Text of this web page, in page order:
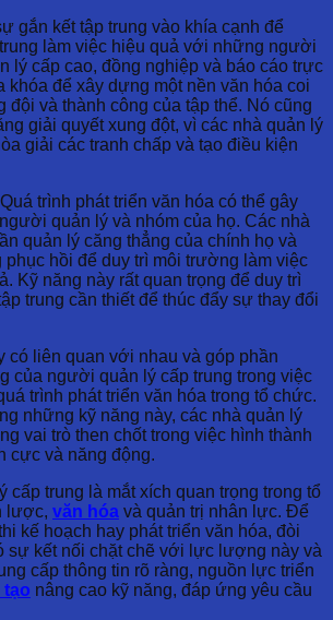
gắn kết tập trung vào khía cạnh để
làm việc hiệu quả với những người
lý cấp cao, đồng nghiệp và báo cáo trực
khóa để xây dựng một nền văn hóa coi
đội và thành công của tập thể. Nó cũng
giải quyết xung đột, vì các nhà quản lý
giải các tranh chấp và tạo điều kiện
Quá trình phát triển văn hóa có thể gây
quản lý và nhóm của họ. Các nhà
quản lý căng thẳng của chính họ và
hồi để duy trì môi trường làm việc
Kỹ năng này rất quan trọng để duy trì
trung cần thiết để thúc đẩy sự thay đổi
có liên quan với nhau và góp phần
của người quản lý cấp trung trong việc
trình phát triển văn hóa trong tổ chức.
những kỹ năng này, các nhà quản lý
vai trò then chốt trong việc hình thành
cực và năng động.
cấp trung là mắt xích quan trọng trong tổ
lược, văn hóa và quản trị nhân lực. Để
kế hoạch hay phát triển văn hóa, đòi
sự kết nối chặt chẽ với lực lượng này và
cấp thông tin rõ ràng, nguồn lực triển
tạo nâng cao kỹ năng, đáp ứng yêu cầu